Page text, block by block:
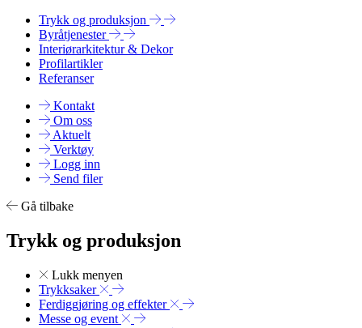
Trykk og produksjon
Byråtjenester
Interiørarkitektur & Dekor
Profilartikler
Referanser
Kontakt
Om oss
Aktuelt
Verktøy
Logg inn
Send filer
Gå tilbake
Trykk og produksjon
Lukk menyen
Trykksaker
Ferdiggjøring og effekter
Messe og event